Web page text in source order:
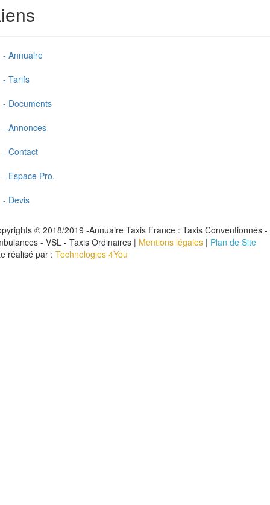
- Annuaire
- Tarifs
- Documents
- Annonces
- Contact
- Espace Pro.
- Devis
© 2018/2019 -Annuaire Taxis France : Taxis Conventionnés -
- VSL - Taxis Ordinaires | Mentions légales | Plan de Site
réalisé par : Technologies 4You